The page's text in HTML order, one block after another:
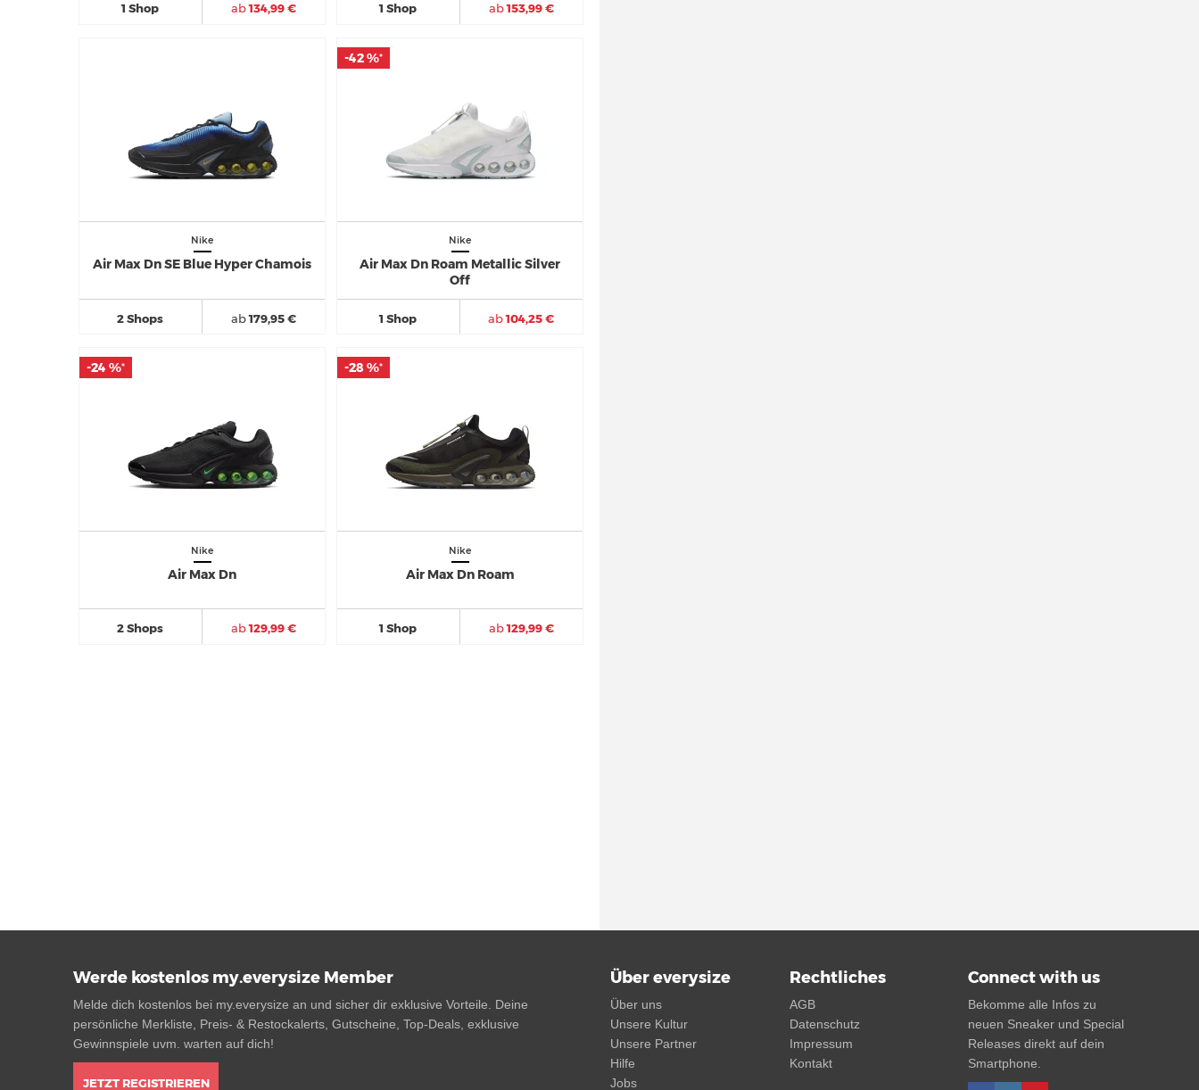
1 Shop ab134,99 € 1 Shop ab153,99 €
Nike
Air Max Dn SE Blue Hyper Chamois
2 Shops ab179,95 €
Nike
Air Max Dn Roam Metallic Silver
Off
1 Shop ab104,25 €
-42 %*
-42 %*
Nike
Air Max Dn
2 Shops ab129,99 €
-24 %*
-24 %*
Nike
Air Max Dn Roam
1 Shop ab129,99 €
-28 %*
-28 %*
Werde kostenlos my.everysize Member
Melde dich kostenlos bei my.everysize an und sicher dir exklusive Vorteile. Deine
persönliche Merkliste, Preis- & Restockalerts, Gutscheine, Top-Deals, exklusive
Gewinnspiele uvm. warten auf dich!
JETZT REGISTRIEREN
Über everysize
Über uns
Unsere Kultur
Unsere Partner
Hilfe
Jobs
Rechtliches
AGB
Datenschutz
Impressum
Kontakt
Connect with us
Bekomme alle Infos zu
neuen Sneaker und Special
Releases direkt auf dein
Smartphone.